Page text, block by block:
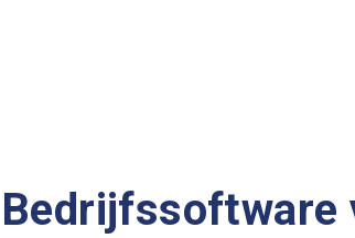
Bedrijfssoftware